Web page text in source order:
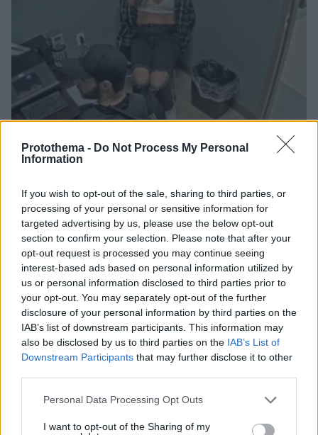
Protothema - Do Not Process My Personal
Information
If you wish to opt-out of the sale, sharing to third parties, or
processing of your personal or sensitive information for
targeted advertising by us, please use the below opt-out
section to confirm your selection. Please note that after your
opt-out request is processed you may continue seeing
interest-based ads based on personal information utilized by
us or personal information disclosed to third parties prior to
your opt-out. You may separately opt-out of the further
disclosure of your personal information by third parties on the
IAB’s list of downstream participants. This information may
also be disclosed by us to third parties on the IAB’s List of
Downstream Participants that may further disclose it to other
Please note that this website/app uses one or more Google
not limited to your visit or usage behaviour. You may click to
Personal Data Processing Opt Outs
I want to opt-out of the Sharing of my
Βίντεο: Μεθυσμένη σκότωσε νύφη λίγες ώρες
μετά τον γάμο της και στο τμήμα ζητούσε
κλαίγοντας τον πατέρα της